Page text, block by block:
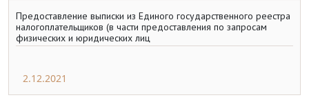
Предоставление выписки из Единого государственного реестра
налогоплательщиков (в части предоставления по запросам
физических и юридических лиц
2.12.2021